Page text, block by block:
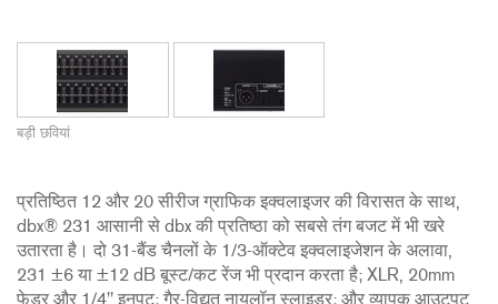
बड़ी छवियां
प्रतिष्ठित 12 और 20 सीरीज ग्राफिक इक्वलाइजर की विरासत के साथ,
dbx® 231 आसानी से dbx की प्रतिष्ठा को सबसे तंग बजट में भी खरे
उतारता है। दो 31-बैंड चैनलों के 1/3-ऑक्टेव इक्वलाइजेशन के अलावा,
231 ±6 या ±12 dB बूस्ट/कट रेंज भी प्रदान करता है; XLR, 20mm
फेडर और 1/4" इनपुट; गैर-विद्युत नायलॉन स्लाइडर; और व्यापक आउटपुट